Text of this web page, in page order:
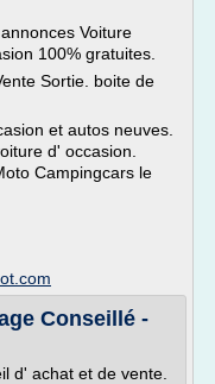
Voiture
100% gratuites.
Sortie. boite de
et autos neuves.
d' occasion.
Campingcars le
Conseillé -
d' achat et de vente.